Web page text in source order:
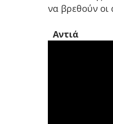
να βρεθούν οι
Αντιά